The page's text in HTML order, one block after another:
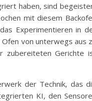
haben, sind
mit diesem
Experimentieren in
von unterwegs aus
zubereiteten Gerichte
der Technik, das
KI, den